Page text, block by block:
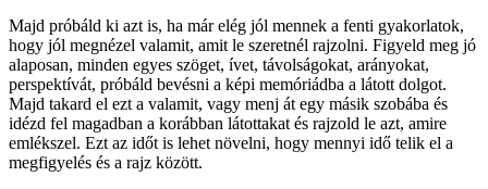
Majd próbáld ki azt is, ha már elég jól mennek a fenti gyakorlatok,
hogy jól megnézel valamit, amit le szeretnél rajzolni. Figyeld meg jó
alaposan, minden egyes szöget, ívet, távolságokat, arányokat,
perspektívát, próbáld bevésni a képi memóriádba a látott dolgot.
Majd takard el ezt a valamit, vagy menj át egy másik szobába és
idézd fel magadban a korábban látottakat és rajzold le azt, amire
emlékszel. Ezt az időt is lehet növelni, hogy mennyi idő telik el a
megfigyelés és a rajz között.